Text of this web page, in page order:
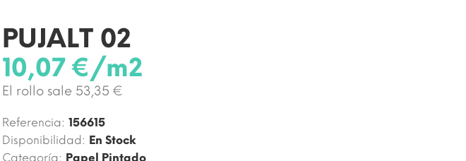
PUJALT 02
10,07 €/m2
El rollo sale 53,35 €
Referencia: 156615
Disponibilidad: En Stock
Categoría: Papel Pintado